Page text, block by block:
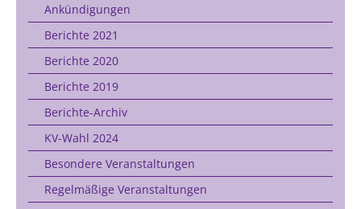
Ankündigungen
Berichte 2021
Berichte 2020
Berichte 2019
Berichte-Archiv
KV-Wahl 2024
Besondere Veranstaltungen
Regelmäßige Veranstaltungen